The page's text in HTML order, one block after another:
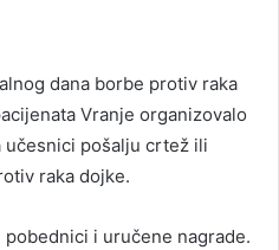
dana borbe protiv raka
Vranje organizovalo
učesnici pošalju crtež ili
raka dojke.
i uručene nagrade.